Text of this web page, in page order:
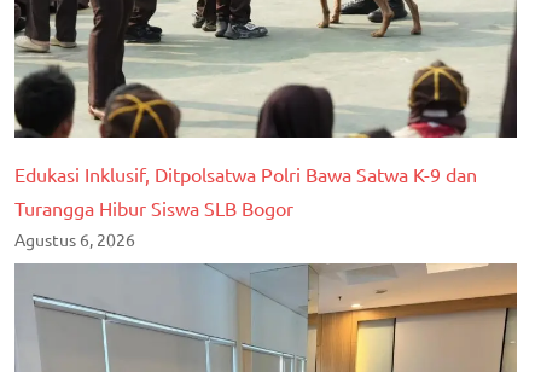
Edukasi Inklusif, Ditpolsatwa Polri Bawa Satwa K-9 dan
Turangga Hibur Siswa SLB Bogor
Agustus 6, 2026